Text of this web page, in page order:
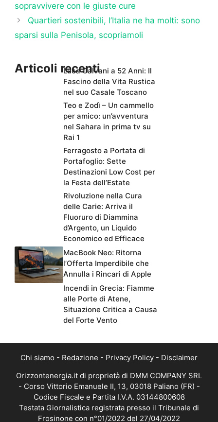
sopravvivere con le giuste cure
Quartieri sostenibili, l’Italia ne ha molti: sono
sparsi sulla Penisola, scopriamoli
Articoli recentiLuca Calvani a 52 Anni: Il
Fascino della Vita Rustica
nel suo Casale Toscano
Teo e Zodì – Un cammello
per amico: un’avventura
nel Sahara in prima tv su
Rai 1
Ferragosto a Portata di
Portafoglio: Sette
Destinazioni Low Cost per
la Festa dell’Estate
Rivoluzione nella Cura
delle Carie: Arriva il
Fluoruro di Diammina
d’Argento, un Liquido
Economico ed Efficace
MacBook Neo: Ritorna
l’Offerta Imperdibile che
Annulla i Rincari di Apple
Incendi in Grecia: Fiamme
alle Porte di Atene,
Situazione Critica a Causa
del Forte Vento
Chi siamo - Redazione - Privacy Policy - Disclaimer
Orizzontenergia.it di proprietà di DMM COMPANY SRL
- Corso Vittorio Emanuele II, 13, 03018 Paliano (FR) -
Codice Fiscale e Partita I.V.A. 03144800608
Testata Giornalistica registrata presso il Tribunale di
Frosinone con n°01/2022 del 27/04/2022